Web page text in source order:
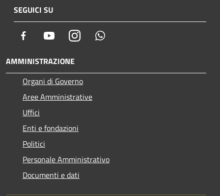
SEGUICI SU
Facebook YoutubeInstagram
AMMINISTRAZIONE
Organi di Governo
Aree Amministrative
Uffici
Enti e fondazioni
Politici
Personale Amministrativo
Documenti e dati